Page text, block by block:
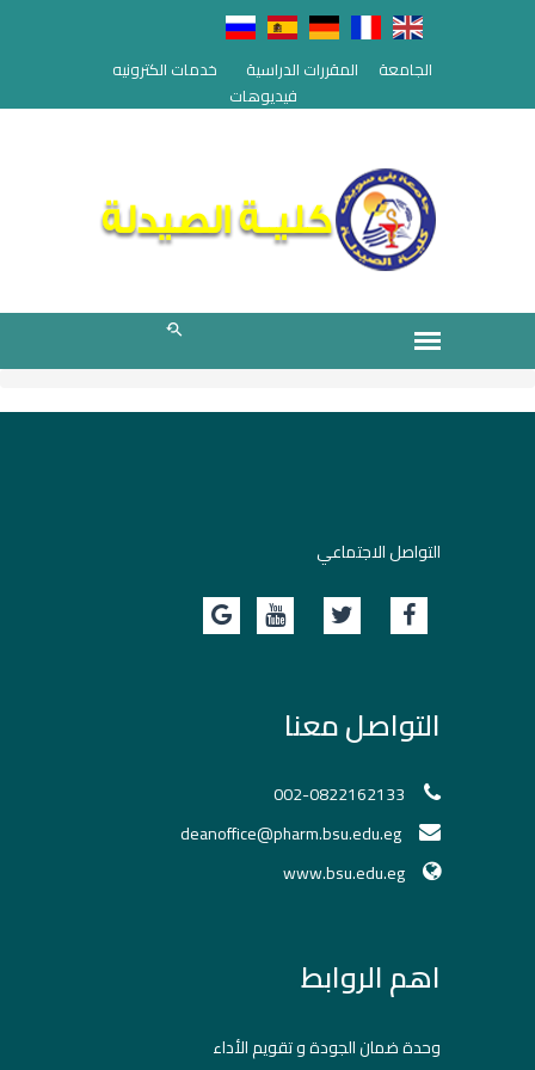
الجامعة المقررات الدراسية
خدمات الكترونيه
فيديوهات
التواصل الاجتماعي
التواصل معنا
002-0822162133
www.bsu.edu.eg
اهم الروابط
وحدة ضمان الجودة و تقويم الأداء